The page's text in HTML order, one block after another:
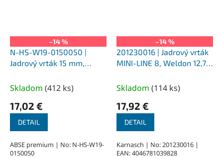
–14 %
N-HS-W19-0150050 |
Jadrový vrták 15 mm,
upnutie Weldon 19
Skladom (412 ks)
17,02 €
DETAIL
ABSE premium | No: N-HS-W19-
0150050
–14 %
201230016 | Jadrový vrták
MINI-LINE 8, Weldon 12,7,
Skladom (114 ks)
17,92 €
DETAIL
Karnasch | No: 201230016 |
EAN: 4046781039828